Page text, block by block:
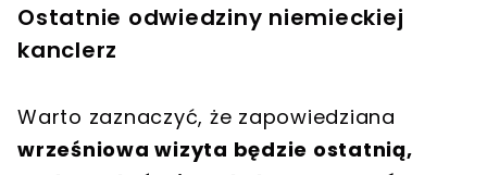
Ostatnie odwiedziny niemieckiej
kanclerz
Warto zaznaczyć, że zapowiedziana
wrześniowa wizyta będzie ostatnią,